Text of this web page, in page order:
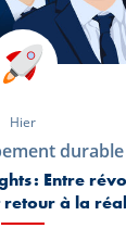
Hier
durable
: Entre
à la
marchés